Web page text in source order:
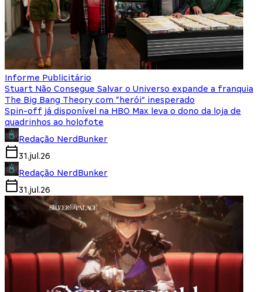
Informe Publicitário
Stuart Não Consegue Salvar o Universo expande a franquia
The Big Bang Theory com “herói” inesperado
Spin-off já disponível na HBO Max leva o dono da loja de
quadrinhos ao holofote
Redação NerdBunker
31.jul.26
Redação NerdBunker
31.jul.26